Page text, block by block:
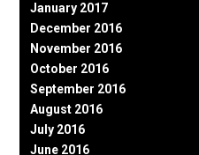
January 2017
December 2016
November 2016
October 2016
September 2016
August 2016
July 2016
June 2016